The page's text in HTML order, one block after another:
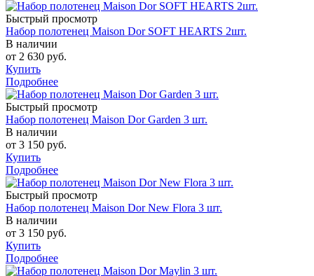
Быстрый просмотр
Набор полотенец Maison Dor SOFT HEARTS 2шт.
В наличии
от 2 630 руб.
Купить
Подробнее
Быстрый просмотр
Набор полотенец Maison Dor Garden 3 шт.
В наличии
от 3 150 руб.
Купить
Подробнее
Быстрый просмотр
Набор полотенец Maison Dor New Flora 3 шт.
В наличии
от 3 150 руб.
Купить
Подробнее